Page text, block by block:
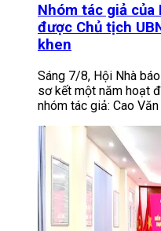
Nhóm tác giả của
được Chủ tịch
khen
Sáng 7/8, Hội Nhà
sơ kết một năm hoạt
nhóm tác giả: Cao Văn